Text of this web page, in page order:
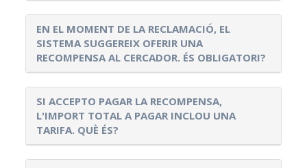
EN EL MOMENT DE LA RECLAMACIÓ, EL
SISTEMA SUGGEREIX OFERIR UNA
RECOMPENSA AL CERCADOR. ÉS OBLIGATORI?
SI ACCEPTO PAGAR LA RECOMPENSA,
L'IMPORT TOTAL A PAGAR INCLOU UNA
TARIFA. QUÈ ÉS?